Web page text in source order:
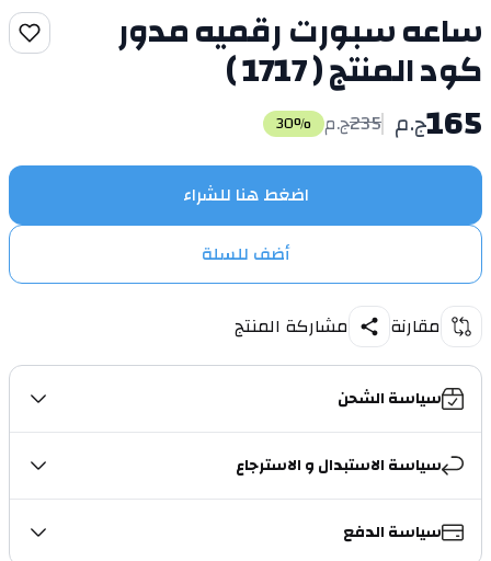
ساعه سبورت رقميه مدور
كود المنتج ( 1717 )
165ج.م 235ج.م 30%
اضغط هنا للشراء
أضف للسلة
مقارنة مشاركة المنتج
سياسة الشحن
سياسة الاستبدال و الاسترجاع
سياسة الدفع